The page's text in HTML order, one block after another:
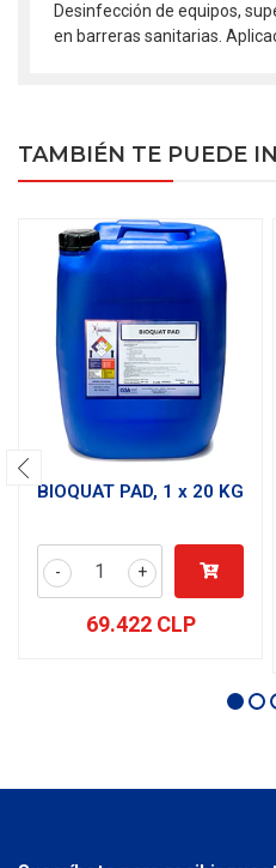
Desinfección de equipos,
en barreras sanitarias.
TAMBIÉN TE PUEDE
BIOQUAT PAD, 1 x 20 KG
+
-
69.422 CLP